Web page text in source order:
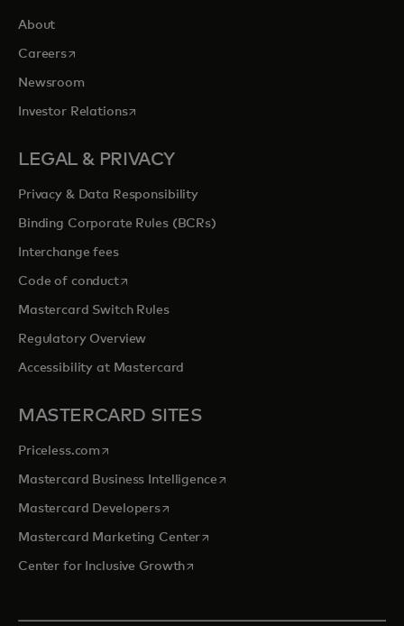
About
Careerss’ouvre dans un nouvel onglet
Newsroom
Investor Relationss’ouvre dans un nouvel onglet
LEGAL & PRIVACY
Privacy & Data Responsibility
Binding Corporate Rules (BCRs)
Interchange fees
Code of conducts’ouvre dans un nouvel onglet
Mastercard Switch Rules
Regulatory Overview
Accessibility at Mastercard
MASTERCARD SITES
Priceless.com s’ouvre dans un nouvel onglet
Mastercard Business Intelligences’ouvre dans un nouvel onglet
Mastercard Developerss’ouvre dans un nouvel onglet
Mastercard Marketing Centers’ouvre dans un nouvel onglet
Center for Inclusive Growths’ouvre dans un nouvel onglet